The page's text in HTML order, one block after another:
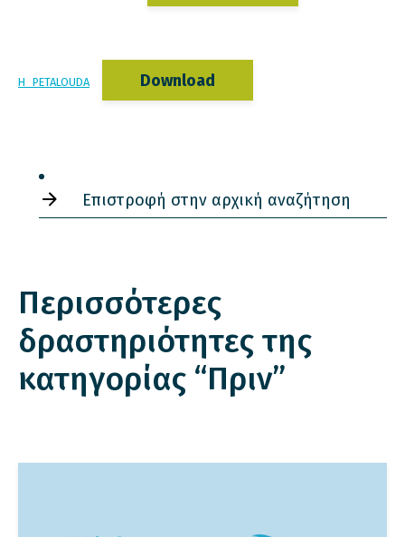
H_PETALOUDA Download
Επιστροφή στην αρχική αναζήτηση
Περισσότερες
δραστηριότητες της
κατηγορίας “Πριν”